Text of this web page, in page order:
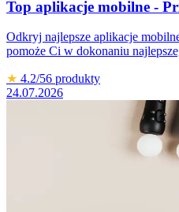
Top aplikacje mobilne -
Odkryj najlepsze aplikacje
pomoże Ci w dokonaniu
★ 4.2/56 produkty
24.07.2026